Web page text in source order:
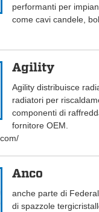
performanti per
come cavi candele,
Agility
Agility distribuisce
radiatori per
componenti di
fornitore OEM.
Anco
anche parte di
di spazzole